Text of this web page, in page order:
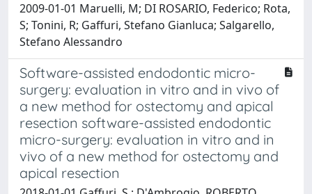
2009-01-01 Maruelli, M; DI ROSARIO, Federico; Rota,
S; Tonini, R; Gaffuri, Stefano Gianluca; Salgarello,
Stefano Alessandro
Software-assisted endodontic micro-
surgery: evaluation in vitro and in vivo of
a new method for ostectomy and apical
resection software-assisted endodontic
micro-surgery: evaluation in vitro and in
vivo of a new method for ostectomy and
apical resection